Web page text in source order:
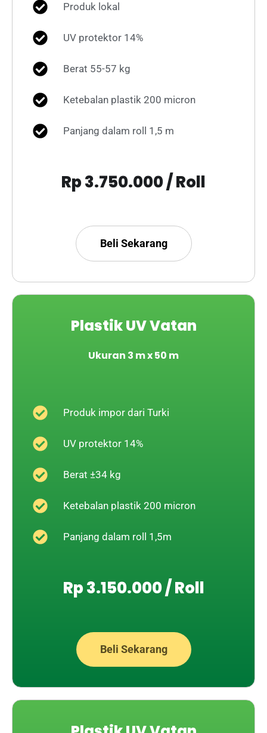
Produk lokal
UV protektor 14%
Berat 55-57 kg
Ketebalan plastik 200 micron
Panjang dalam roll 1,5 m
Rp 3.750.000 / Roll
Beli Sekarang
Plastik UV Vatan
Ukuran 3 m x 50 m
Produk impor dari Turki
UV protektor 14%
Berat ±34 kg
Ketebalan plastik 200 micron
Panjang dalam roll 1,5m
Rp 3.150.000 / Roll
Beli Sekarang